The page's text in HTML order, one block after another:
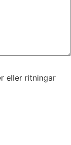
eller ritningar